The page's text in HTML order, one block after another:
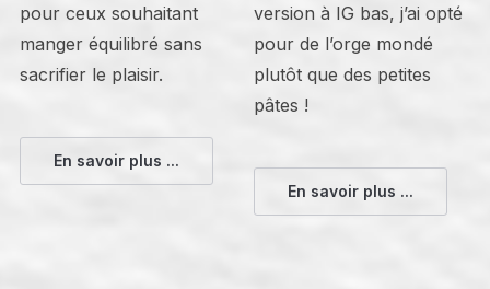
pour ceux souhaitant
manger équilibré sans
sacrifier le plaisir.
En savoir plus ...
version à IG bas, j’ai opté
pour de l’orge mondé
plutôt que des petites
pâtes !
En savoir plus ...